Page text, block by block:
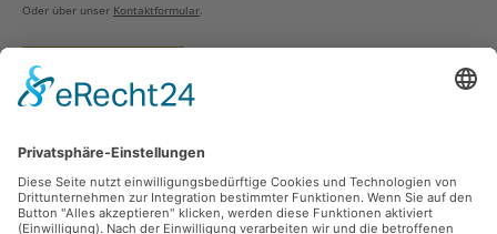
Oder über unser Kontaktformular
Vertrag widerrufen
Zahlungsarten
Sicher Einkaufen